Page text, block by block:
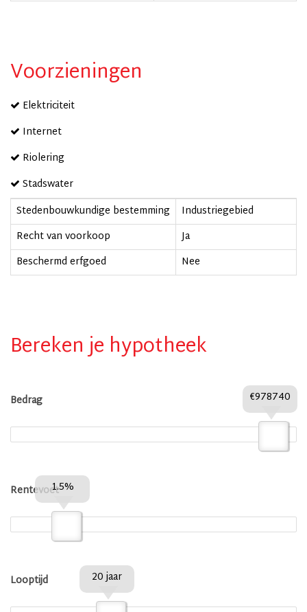
Voorzieningen
Elektriciteit
Internet
Riolering
Stadswater
Stedenbouwkundige bestemming
Industriegebied
Recht van voorkoop
Ja
Beschermd erfgoed
Nee
Bereken je hypotheek
Bedrag €978740
Rentevoet1.5%
Looptijd 20 jaar